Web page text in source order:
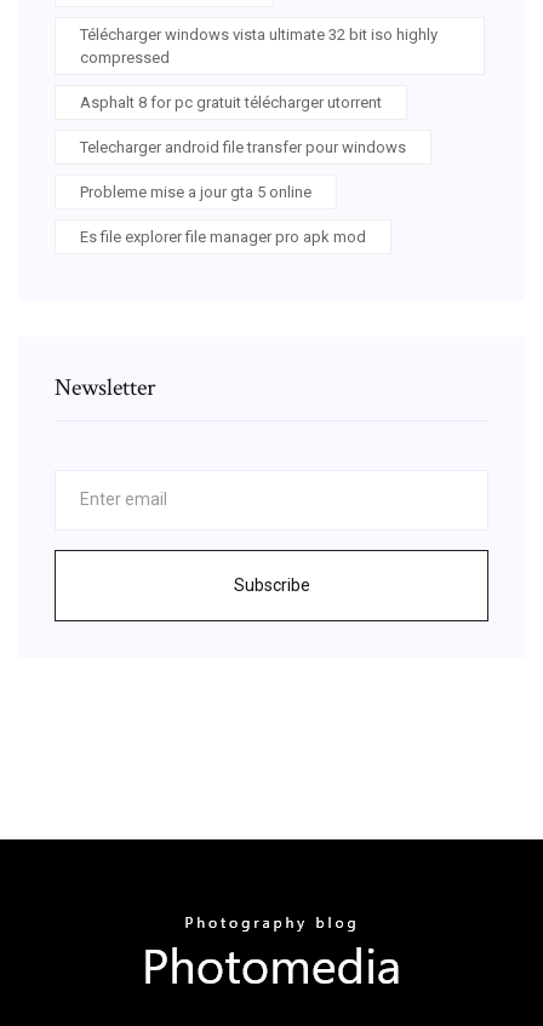
Télécharger windows vista ultimate 32 bit iso highly
compressed
Asphalt 8 for pc gratuit télécharger utorrent
Telecharger android file transfer pour windows
Probleme mise a jour gta 5 online
Es file explorer file manager pro apk mod
Newsletter
Subscribe